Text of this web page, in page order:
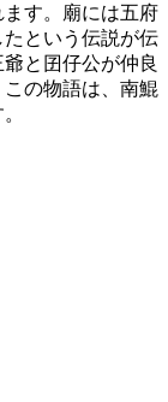
す。廟には五府
という伝説が伝
と囝仔公が仲良
の物語は、南鯤